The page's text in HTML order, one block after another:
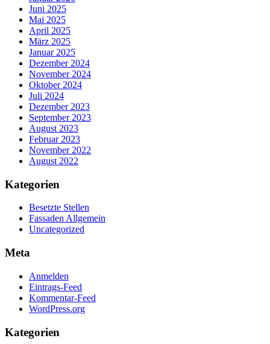
Juni 2025
Mai 2025
April 2025
März 2025
Januar 2025
Dezember 2024
November 2024
Oktober 2024
Juli 2024
Dezember 2023
September 2023
August 2023
Februar 2023
November 2022
August 2022
Kategorien
Besetzte Stellen
Fassaden Allgemein
Uncategorized
Meta
Anmelden
Eintrags-Feed
Kommentar-Feed
WordPress.org
Kategorien